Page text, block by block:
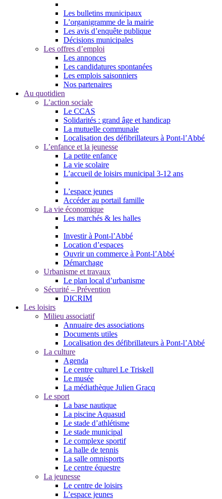
Les bulletins municipaux
L’organigramme de la mairie
Les avis d’enquête publique
Décisions municipales
Les offres d’emploi
Les annonces
Les candidatures spontanées
Les emplois saisonniers
Nos partenaires
Au quotidien
L’action sociale
Le CCAS
Solidarités : grand âge et handicap
La mutuelle communale
Localisation des défibrillateurs à Pont-l’Abbé
L’enfance et la jeunesse
La petite enfance
La vie scolaire
L’accueil de loisirs municipal 3-12 ans
L’espace jeunes
Accéder au portail famille
La vie économique
Les marchés & les halles
Investir à Pont-l’Abbé
Location d’espaces
Ouvrir un commerce à Pont-l’Abbé
Démarchage
Urbanisme et travaux
Le plan local d’urbanisme
Sécurité – Prévention
DICRIM
Les loisirs
Milieu associatif
Annuaire des associations
Documents utiles
Localisation des défibrillateurs à Pont-l’Abbé
La culture
Agenda
Le centre culturel Le Triskell
Le musée
La médiathèque Julien Gracq
Le sport
La base nautique
La piscine Aquasud
Le stade d’athlétisme
Le stade municipal
Le complexe sportif
La halle de tennis
La salle omnisports
Le centre équestre
La jeunesse
Le centre de loisirs
L’espace jeunes